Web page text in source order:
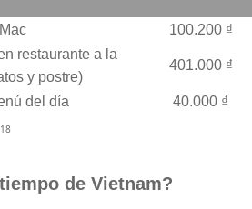
100.200 ₫
restaurante a la
y postre)
401.000 ₫
del día 40.000 ₫
de Vietnam?